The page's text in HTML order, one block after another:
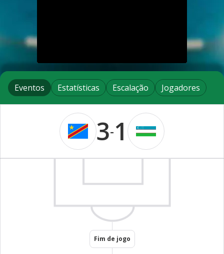
Eventos Estatísticas Escalação Jogadores
3-1
Fim de jogo